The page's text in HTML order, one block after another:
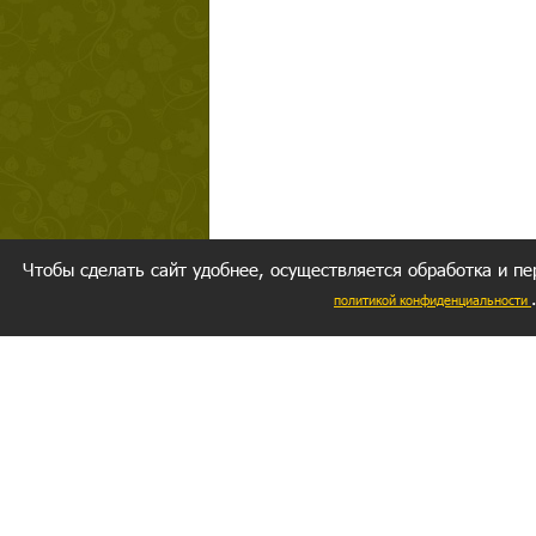
Чтобы сделать сайт удобнее, осуществляется обработка и
политикой конфиденциальности